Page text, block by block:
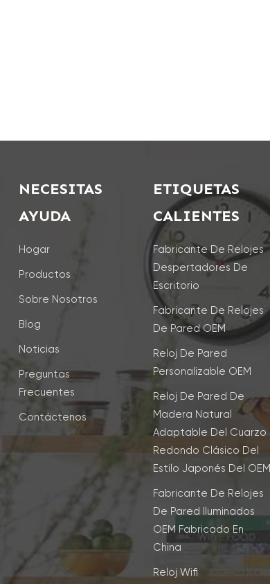
NECESITAS
AYUDA
Hogar
Productos
Sobre Nosotros
Blog
Noticias
Preguntas
Frecuentes
Contáctenos
ETIQUETAS
CALIENTES
Fabricante De Relojes
Despertadores De
Escritorio
Fabricante De Relojes
De Pared OEM
Reloj De Pared
Personalizable OEM
Reloj De Pared De
Madera Natural
Adaptable Del Cuarzo
Redondo Clásico Del
Estilo Japonés Del OEM
Fabricante De Relojes
De Pared Iluminados
OEM Fabricado En
China
Reloj Wifi